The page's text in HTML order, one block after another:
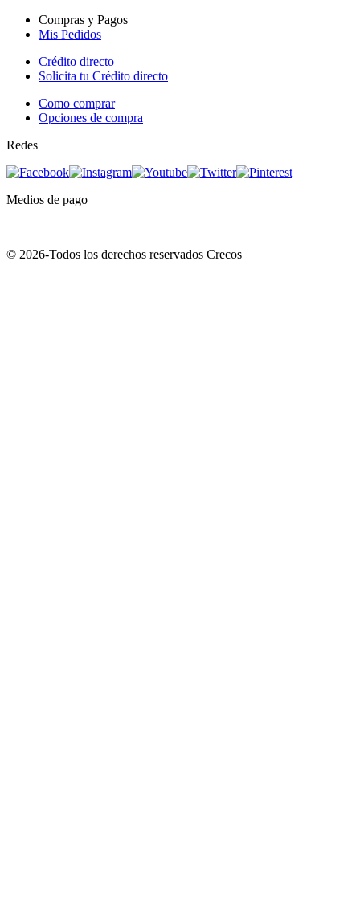
Compras y Pagos
Mis Pedidos
Crédito directo
Solicita tu Crédito directo
Como comprar
Opciones de compra
Redes
Medios de pago
© 2026-Todos los derechos reservados Crecos